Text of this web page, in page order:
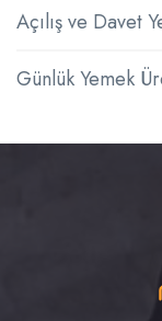
Açılış ve Davet
Günlük Yemek